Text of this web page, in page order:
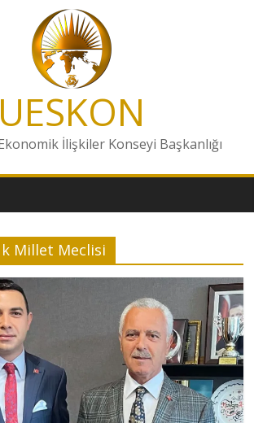
UESKON
İlişkiler Konseyi Başkanlığı
Millet Meclisi